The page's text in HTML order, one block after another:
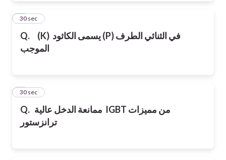
Q.
(K) يسمى الكاثود (P) في الثنائي الطرف
الموجب
2
30 sec
Q. ممانعة الدخل عالية IGBT من مميزات
ترانزستور
3
30 sec